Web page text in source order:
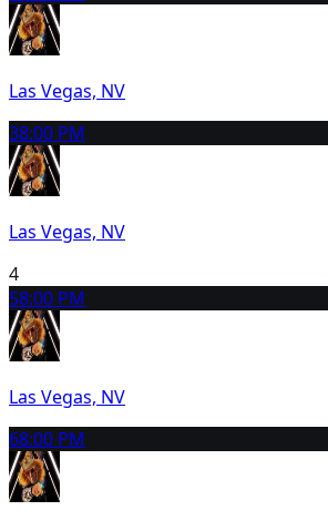
Las Vegas, NV
38:00 PM
Las Vegas, NV
4
58:00 PM
Las Vegas, NV
68:00 PM